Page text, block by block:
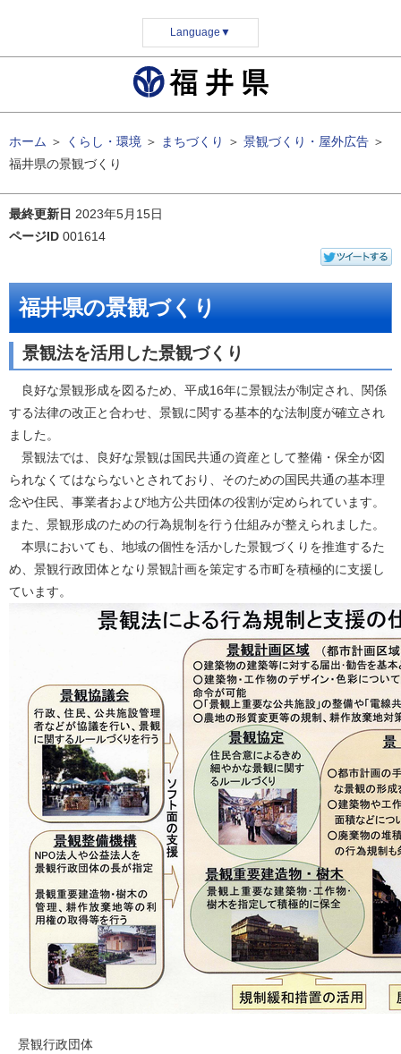
Language ▼
ホーム ＞ くらし・環境 ＞ まちづくり ＞ 景観づくり・屋外広告 ＞
福井県の景観づくり
最終更新日 2023年5月15日
ページID 001614
福井県の景観づくり
景観法を活用した景観づくり
良好な景観形成を図るため、平成16年に景観法が制定され、関係
する法律の改正と合わせ、景観に関する基本的な法制度が確立され
ました。
景観法では、良好な景観は国民共通の資産として整備・保全が図
られなくてはならないとされており、そのための国民共通の基本理
念や住民、事業者および地方公共団体の役割が定められています。
また、景観形成のための行為規制を行う仕組みが整えられました。
本県においても、地域の個性を活かした景観づくりを推進するた
め、景観行政団体となり景観計画を策定する市町を積極的に支援し
ています。
景観行政団体